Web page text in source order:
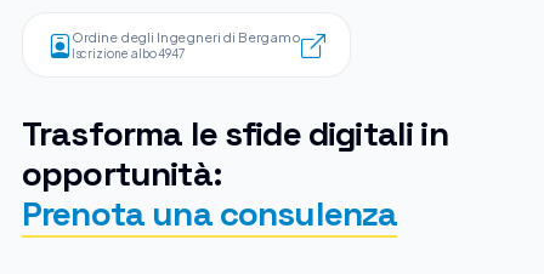
Ordine degli Ingegneri di Bergamo
Iscrizione albo 4947
Trasforma le sfide digitali in
opportunità:
Prenota una consulenza